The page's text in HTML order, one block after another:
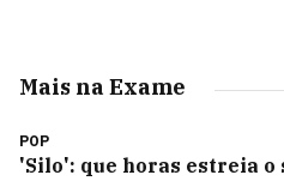
Mais na Exame
POP
'Silo': que horas estreia o